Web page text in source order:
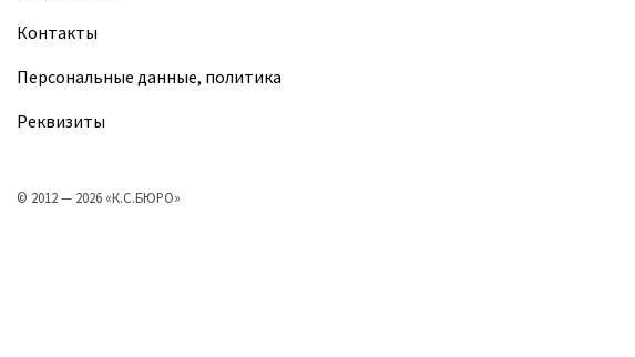
Контакты
Персональные данные, политика
Реквизиты
© 2012 — 2026 «К.С.БЮРО»